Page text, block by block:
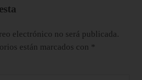
electrónico no será publicada.
están marcados con *